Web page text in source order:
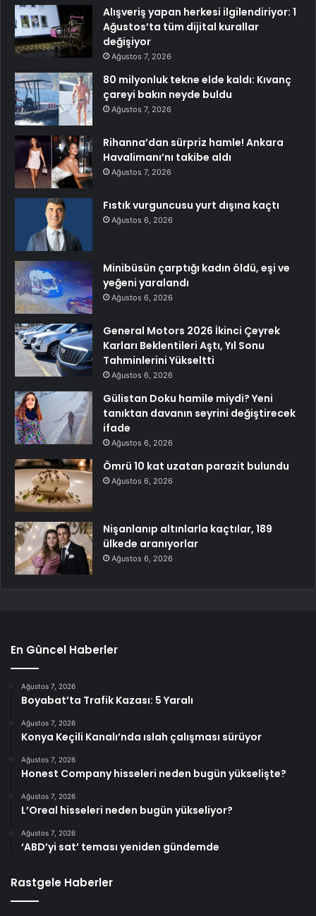
Alışveriş yapan herkesi ilgilendiriyor: 1
Ağustos’ta tüm dijital kurallar
değişiyor
Ağustos 7, 2026
80 milyonluk tekne elde kaldı: Kıvanç
çareyi bakın neyde buldu
Ağustos 7, 2026
Rihanna’dan sürpriz hamle! Ankara
Havalimanı’nı takibe aldı
Ağustos 7, 2026
Fıstık vurguncusu yurt dışına kaçtı
Ağustos 6, 2026
Minibüsün çarptığı kadın öldü, eşi ve
yeğeni yaralandı
Ağustos 6, 2026
General Motors 2026 İkinci Çeyrek
Karları Beklentileri Aştı, Yıl Sonu
Tahminlerini Yükseltti
Ağustos 6, 2026
Gülistan Doku hamile miydi? Yeni
tanıktan davanın seyrini değiştirecek
ifade
Ağustos 6, 2026
Ömrü 10 kat uzatan parazit bulundu
Ağustos 6, 2026
Nişanlanıp altınlarla kaçtılar, 189
ülkede aranıyorlar
Ağustos 6, 2026
En Güncel Haberler
Ağustos 7, 2026
Boyabat’ta Trafik Kazası: 5 Yaralı
Ağustos 7, 2026
Konya Keçili Kanalı’nda ıslah çalışması sürüyor
Ağustos 7, 2026
Honest Company hisseleri neden bugün yükselişte?
Ağustos 7, 2026
L’Oreal hisseleri neden bugün yükseliyor?
Ağustos 7, 2026
‘ABD’yi sat’ teması yeniden gündemde
Rastgele Haberler